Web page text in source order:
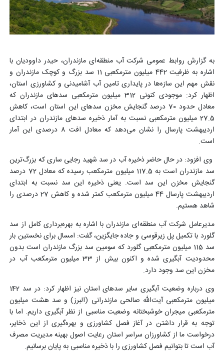
به گزارش روابط عمومی شرکت آب منطقه‌ای مازندران، حیدر داوودیان با
اشاره به ظرفیت 442 میلیون مترمکعبی 11 سد بزرگ و کوچک مازندران و
نقش مهم این سازه‌ها در پایداری تامین آب آشامیدنی و کشاورزی استان،
اظهار کرد: موجودی کنونی 312 میلیون مترمکعبی سدهای مازندران که
معادل حدود 70 درصد گنجایش مخزن سدهای این استان است، کاهش
27.5 میلیون مترمکعبی نسبت به آمار ذخیره سدهای مازندران در ابتدای
اردیبهشت پارسال را نشان می‌دهد که معادل افت 8 درصدی این آمار
است.
وی افزود: در حال حاضر ذخیره آب در سد شهید رجایی ساری که بزرگ‌ترین
سد مازندران است به 117.5 میلیون مترمکعب رسیده که معادل 72 درصد
گنجایش مخزن این سد است. یعنی ذخیره این سد نسبت به ابتدای
اردیبهشت پارسال 44 میلیون مترمکعب کمتر شده و کاهش 27 درصدی را
شاهد هستیم.
مدیرعامل شرکت آب منطقه‌ای مازندران با اشاره به بهره‌برداری کامل از سد
گلورد با تکمیل پل زیرقوسی و جاده جایگزین، گفت: امسال برای نخستین بار
سد 115 میلیون مترمکعبی گلورد که سومین سد بزرگ مازندران است بدون
محدودیت آبگیری شده و اکنون بیش از 33 میلیون مترمکعب آب در
مخزن این سد وجود دارد.
وی درباره وضعیت آبگیری سایر سدهای استان نیز اظهار کرد: در سد 142
میلیون مترمکعبی آیت‌الله صالحی مازندرانی (البرز) و سد هشت میلیون
مترمکعبی میجران خوشبختانه وضعیت مناسبی از نظر آبگیری داریم. اما با
توجه به قرار داشتن در آغاز فصل کشاورزی و بهره‌گیری از این ذخایر،
درخواست ما از کشاورزان سراسر استان رعایت اصول بهینه مدیریت مصرف
آب است تا بتوانیم فصل کشاورزی را با ذخیره مناسبی به پایان برسانیم.